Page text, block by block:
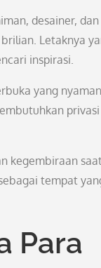
desainer, dan
Letaknya
inspirasi.
yang
privasi
kegembiraan
tempat
Para